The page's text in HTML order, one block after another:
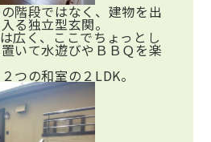
階段ではなく、建物を出
る独立型玄関。
広く、ここでちょっとし
いて水遊びやＢＢＱを楽
つの和室の２LDK。